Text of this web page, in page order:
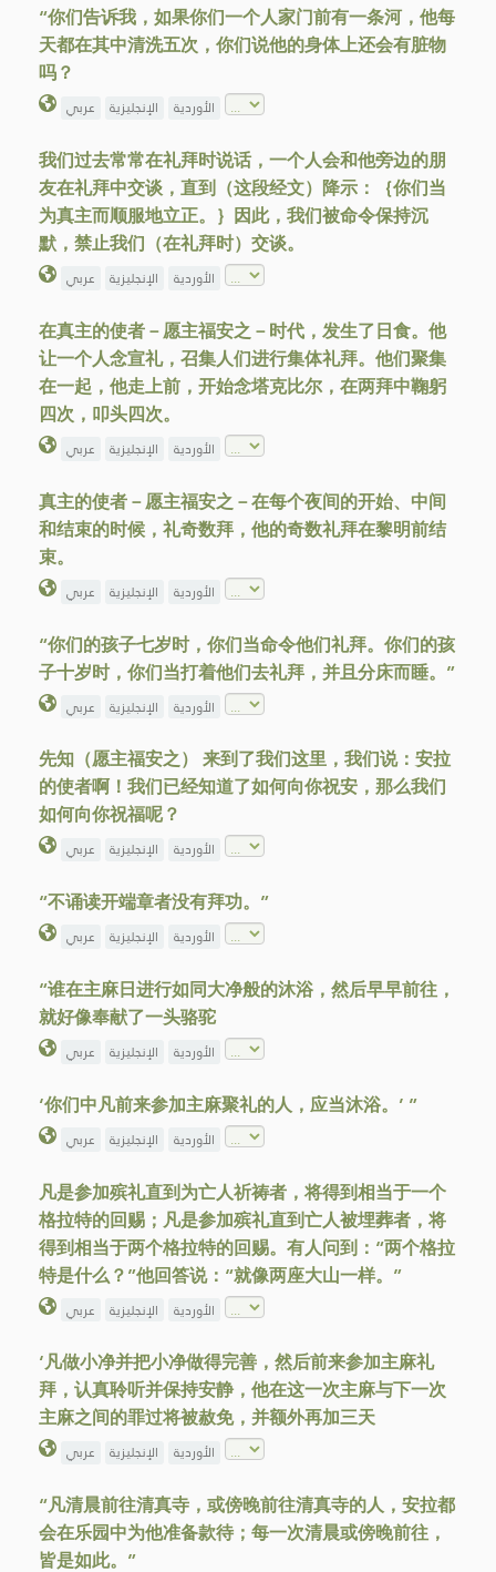
“你们告诉我，如果你们一个人家门前有一条河，他每
天都在其中清洗五次，你们说他的身体上还会有脏物
吗？
عربي الإنجليزية الأوردية
我们过去常常在礼拜时说话，一个人会和他旁边的朋
友在礼拜中交谈，直到（这段经文）降示：｛你们当
为真主而顺服地立正。｝因此，我们被命令保持沉
默，禁止我们（在礼拜时）交谈。
عربي الإنجليزية الأوردية
在真主的使者－愿主福安之－时代，发生了日食。他
让一个人念宣礼，召集人们进行集体礼拜。他们聚集
在一起，他走上前，开始念塔克比尔，在两拜中鞠躬
四次，叩头四次。
عربي الإنجليزية الأوردية
真主的使者－愿主福安之－在每个夜间的开始、中间
和结束的时候，礼奇数拜，他的奇数礼拜在黎明前结
束。
عربي الإنجليزية الأوردية
“你们的孩子七岁时，你们当命令他们礼拜。你们的孩
子十岁时，你们当打着他们去礼拜，并且分床而睡。”
عربي الإنجليزية الأوردية
先知（愿主福安之） 来到了我们这里，我们说：安拉
的使者啊！我们已经知道了如何向你祝安，那么我们
如何向你祝福呢？
عربي الإنجليزية الأوردية
“不诵读开端章者没有拜功。”
عربي الإنجليزية الأوردية
“谁在主麻日进行如同大净般的沐浴，然后早早前往，
就好像奉献了一头骆驼
عربي الإنجليزية الأوردية
‘你们中凡前来参加主麻聚礼的人，应当沐浴。’ ”
عربي الإنجليزية الأوردية
凡是参加殡礼直到为亡人祈祷者，将得到相当于一个
格拉特的回赐；凡是参加殡礼直到亡人被埋葬者，将
得到相当于两个格拉特的回赐。有人问到：“两个格拉
特是什么？”他回答说：“就像两座大山一样。”
عربي الإنجليزية الأوردية
‘凡做小净并把小净做得完善，然后前来参加主麻礼
拜，认真聆听并保持安静，他在这一次主麻与下一次
主麻之间的罪过将被赦免，并额外再加三天
عربي الإنجليزية الأوردية
“凡清晨前往清真寺，或傍晚前往清真寺的人，安拉都
会在乐园中为他准备款待；每一次清晨或傍晚前往，
皆是如此。”